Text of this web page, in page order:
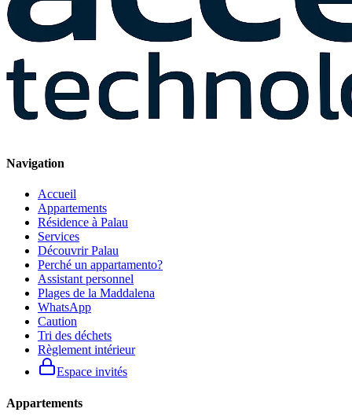
Navigation
Accueil
Appartements
Résidence à Palau
Services
Découvrir Palau
Perché un appartamento?
Assistant personnel
Plages de la Maddalena
WhatsApp
Caution
Tri des déchets
Règlement intérieur
Espace invités
Appartements